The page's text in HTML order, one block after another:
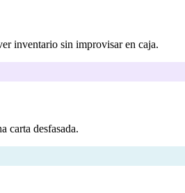
inventario sin improvisar en caja.
carta desfasada.